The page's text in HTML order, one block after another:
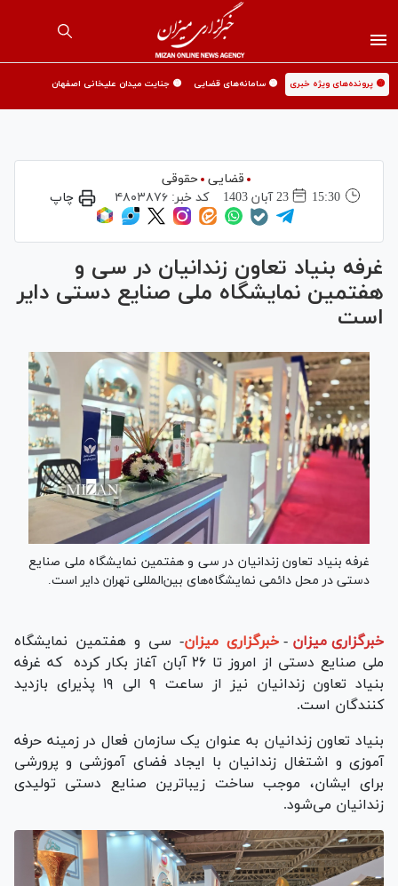
🟡 پرونده‌های ویژه خبری 🟡 سامانه‌های قضایی 🟡 جنایت میدان علیخانی اصفهان
قضایی حقوقی
15:30
23 آبان 1403 کد خبر:۴۸۰۳۸۷۶ چاپ
غرفه بنیاد تعاون زندانیان در سی و
هفتمین نمایشگاه ملی صنایع دستی دایر
است
غرفه بنیاد تعاون زندانیان در سی و هفتمین نمایشگاه ملی صنایع
دستی در محل دائمی نمایشگاه‌های بین‌المللی تهران دایر است.
خبرگزاری میزان - خبرگزاری میزان- سی و هفتمین نمایشگاه
ملی صنایع دستی از امروز تا ۲۶ آبان آغاز بکار کرده که غرفه
بنیاد تعاون زندانیان نیز از ساعت ۹ الی ۱۹ پذیرای بازدید
کنندگان است.
بنیاد تعاون زندانیان به عنوان یک سازمان فعال در زمینه حرفه
آموزی و اشتغال زندانیان با ایجاد فضای آموزشی و پرورشی
برای ایشان، موجب ساخت زیباترین صنایع دستی تولیدی
زندانیان می‌شود.